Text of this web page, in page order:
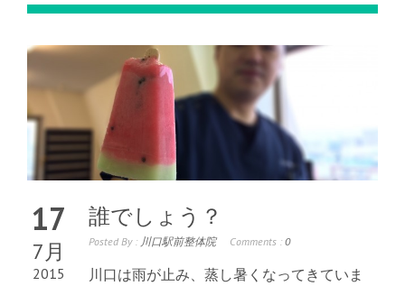
17
7月
2015
誰でしょう？
Posted By : 川口駅前整体院 Comments : 0
川口は雨が止み、蒸し暑くなってきていま